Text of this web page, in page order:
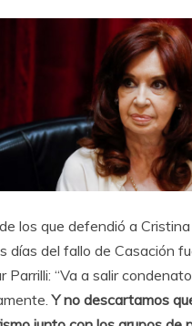
los que defendió a
días del fallo de Casación
Parrilli: “Va a salir
Y no descartamos